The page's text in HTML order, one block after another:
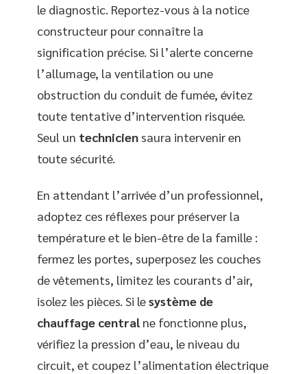
le diagnostic. Reportez-vous à la notice
constructeur pour connaître la
signification précise. Si l’alerte concerne
l’allumage, la ventilation ou une
obstruction du conduit de fumée, évitez
toute tentative d’intervention risquée.
Seul un technicien saura intervenir en
toute sécurité.
En attendant l’arrivée d’un professionnel,
adoptez ces réflexes pour préserver la
température et le bien-être de la famille :
fermez les portes, superposez les couches
de vêtements, limitez les courants d’air,
isolez les pièces. Si lesystème de
chauffage centralne fonctionne plus,
vérifiez la pression d’eau, le niveau du
circuit, et coupez l’alimentation électrique